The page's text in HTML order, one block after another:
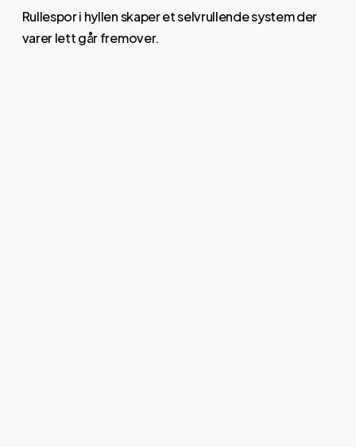
Rullespor i hyllen skaper et selvrullende system der
varer lett går fremover.